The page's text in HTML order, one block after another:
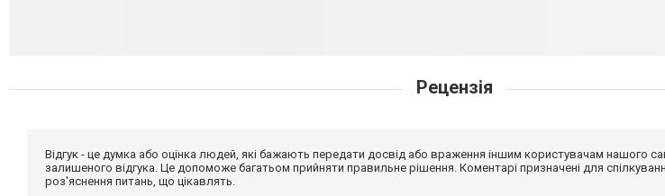
Рецензія
Відгук - це думка або оцінка людей, які бажають передати досвід або враження іншим користувачам нашого
залишеного відгука. Це допоможе багатьом прийняти правильне рішення. Коментарі призначені для
роз'яснення питань, що цікавлять.